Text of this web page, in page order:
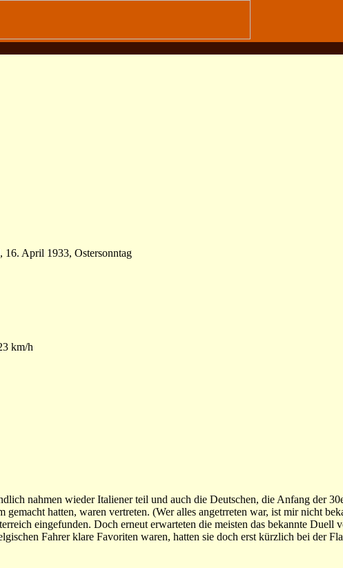
April 1933, Ostersonntag
km/h
nahmen wieder Italiener teil und auch die Deutschen, die Anfang der
gemacht hatten, waren vertreten. (Wer alles angetrreten war, ist mir nicht
eingefunden. Doch erneut erwarteten die meisten das bekannte Duell
Fahrer klare Favoriten waren, hatten sie doch erst kürzlich bei der